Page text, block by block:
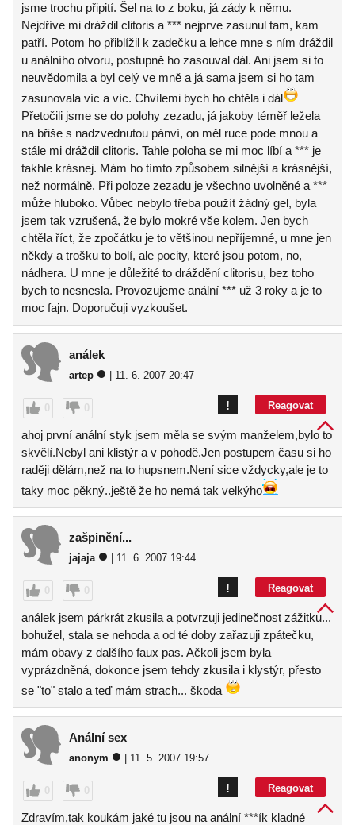
jsme trochu připití. Šel na to z boku, já zády k němu.
Nejdříve mi dráždil clitoris a *** nejprve zasunul tam, kam
patří. Potom ho přiblížil k zadečku a lehce mne s ním dráždil
u análního otvoru, postupně ho zasouval dál. Ani jsem si to
neuvědomila a byl celý ve mně a já sama jsem si ho tam
zasunovala víc a víc. Chvílemi bych ho chtěla i dál
Přetočili jsme se do polohy zezadu, já jakoby téměř ležela
na břiše s nadzvednutou pánví, on měl ruce pode mnou a
stále mi dráždil clitoris. Tahle poloha se mi moc líbí a *** je
takhle krásnej. Mám ho tímto způsobem silnější a krásnější,
než normálně. Při poloze zezadu je všechno uvolněné a ***
může hluboko. Vůbec nebylo třeba použít žádný gel, byla
jsem tak vzrušená, že bylo mokré vše kolem. Jen bych
chtěla říct, že zpočátku je to většinou nepříjemné, u mne jen
někdy a trošku to bolí, ale pocity, které jsou potom, no,
nádhera. U mne je důležité to dráždění clitorisu, bez toho
bych to nesnesla. Provozujeme anální *** už 3 roky a je to
moc fajn. Doporučuji vyzkoušet.
análek
artep | 11. 6. 2007 20:47
0 0 Reagovat
!
ahoj první anální styk jsem měla se svým manželem,bylo to
skvělí.Nebyl ani klistýr a v pohodě.Jen postupem času si ho
raději dělám,než na to hupsnem.Není sice vždycky,ale je to
taky moc pěkný..ještě že ho nemá tak velkýho
zašpinění...
jajaja | 11. 6. 2007 19:44
0 0 Reagovat
!
análek jsem párkrát zkusila a potvrzuji jedinečnost zážitku...
bohužel, stala se nehoda a od té doby zařazuji zpátečku,
mám obavy z dalšího faux pas. Ačkoli jsem byla
vyprázdněná, dokonce jsem tehdy zkusila i klystýr, přesto
se "to" stalo a teď mám strach... škoda
Anální sex
anonym | 11. 5. 2007 19:57
0 0 Reagovat
!
Zdravím,tak koukám jaké tu jsou na anální ***ík kladné